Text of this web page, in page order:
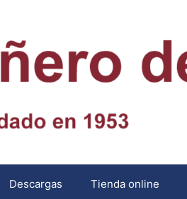
Descargas Tienda online